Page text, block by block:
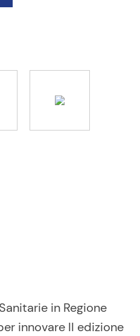
in Regione
innovare II edizione